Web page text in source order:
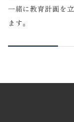
一緒に教育計画を
ます。